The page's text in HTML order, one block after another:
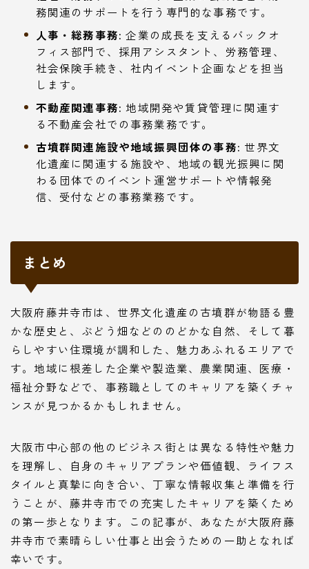
務関連のサポートを行う専門的な事務です。
人事・総務事務: 企業の成長を支えるバックオ
フィス部門で、採用アシスタント、労務管理、
社会保険手続き、社内イベント企画などを担当
します。
不動産関連事務: 地域開発や賃貸管理に関連す
る不動産会社での事務業務です。
古墳群関連施設や地域振興団体の事務: 世界文
化遺産に関連する施設や、地域の観光振興に関
わる団体でのイベント運営サポートや情報発
信、受付などの事務業務です。
まとめ
大阪府藤井寺市は、世界文化遺産の古墳群が物語る豊
かな歴史と、ぶどう畑などののどかな自然、そして暮
らしやすい住環境が調和した、魅力あふれるエリアで
す。地域に根差した企業や製造業、農業関連、医療・
福祉分野などで、事務職としてのキャリアを築くチャ
ンスが見つかるかもしれません。
大阪市中心部の他のビジネス街とは異なる特性や魅力
を理解し、自身のキャリアプランや価値観、ライフス
タイルと真摯に向き合い、丁寧な情報収集と準備を行
うことが、藤井寺市での充実したキャリアを築くため
の第一歩となります。この記事が、あなたが大阪府藤
井寺市で素晴らしい仕事と出会うための一助となれば
幸いです。